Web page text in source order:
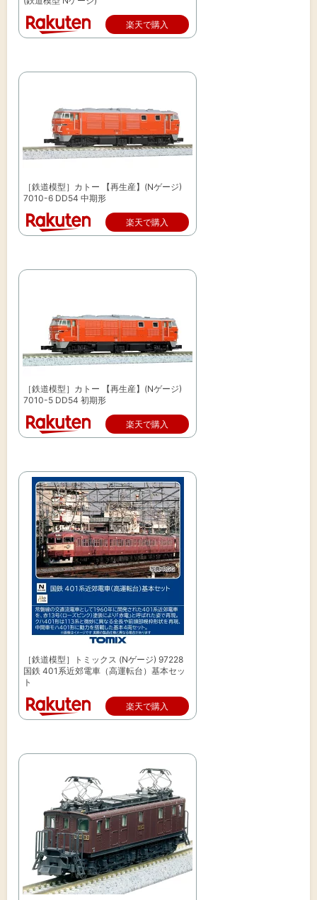
楽天で購入
［鉄道模型］カトー 【再生産】(Nゲージ)
7010-6 DD54 中期形
楽天で購入
［鉄道模型］カトー 【再生産】(Nゲージ)
7010-5 DD54 初期形
楽天で購入
［鉄道模型］トミックス (Nゲージ) 97228
国鉄 401系近郊電車（高運転台）基本セッ
ト
楽天で購入